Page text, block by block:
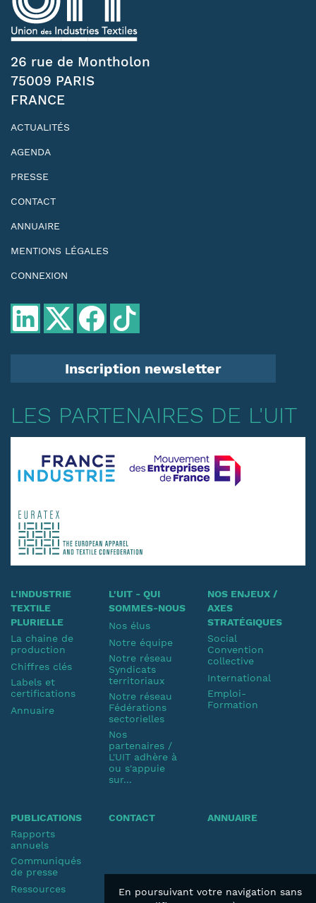
26 rue de Montholon
75009 PARIS
FRANCE
ACTUALITÉS
AGENDA
PRESSE
CONTACT
ANNUAIRE
MENTIONS LÉGALES
CONNEXION
Inscription newsletter
LES PARTENAIRES DE L'UIT
L'INDUSTRIE
TEXTILE
PLURIELLE
La chaine de
production
Chiffres clés
Labels et
certifications
Annuaire
L'UIT - QUI
SOMMES-NOUS
Nos élus
Notre équipe
Notre réseau
Syndicats
territoriaux
Notre réseau
Fédérations
sectorielles
Nos
partenaires /
L'UIT adhère à
ou s'appuie
sur...
NOS ENJEUX /
AXES
STRATÉGIQUES
Social
Convention
collective
International
Emploi-
Formation
PUBLICATIONS
Rapports
annuels
Communiqués
de presse
Ressources
CONTACT ANNUAIRE
En poursuivant votre navigation sans